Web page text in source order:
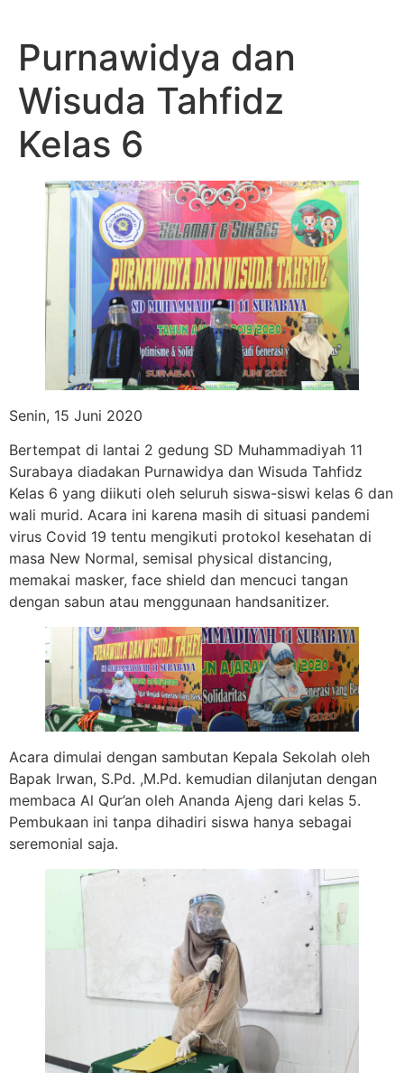
Purnawidya dan
Wisuda Tahfidz
Kelas 6
Senin, 15 Juni 2020
Bertempat di lantai 2 gedung SD Muhammadiyah 11
Surabaya diadakan Purnawidya dan Wisuda Tahfidz
Kelas 6 yang diikuti oleh seluruh siswa-siswi kelas 6 dan
wali murid. Acara ini karena masih di situasi pandemi
virus Covid 19 tentu mengikuti protokol kesehatan di
masa New Normal, semisal physical distancing,
memakai masker, face shield dan mencuci tangan
dengan sabun atau menggunaan handsanitizer.
Acara dimulai dengan sambutan Kepala Sekolah oleh
Bapak Irwan, S.Pd. ,M.Pd. kemudian dilanjutan dengan
membaca Al Qur’an oleh Ananda Ajeng dari kelas 5.
Pembukaan ini tanpa dihadiri siswa hanya sebagai
seremonial saja.